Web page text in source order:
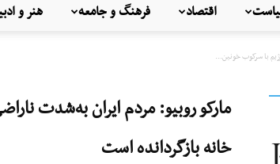
کیهان
هنر و فرهنگ و جامعه اقتصاد
با سرکوب خونین...
مارکو روبیو: مردم ایران به‌شدت
خانه بازگردانده است